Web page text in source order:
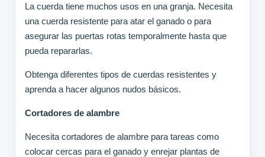
La cuerda tiene muchos usos en una granja. Necesita
una cuerda resistente para atar el ganado o para
asegurar las puertas rotas temporalmente hasta que
pueda repararlas.
Obtenga diferentes tipos de cuerdas resistentes y
aprenda a hacer algunos nudos básicos.
Cortadores de alambre
Necesita cortadores de alambre para tareas como
colocar cercas para el ganado y enrejar plantas de